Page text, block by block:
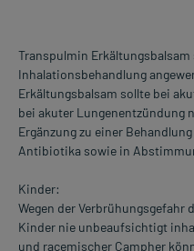
Transpulmin
Inhalationsbehandlung
Erkältungsbalsam sollte bei
bei akuter Lungenentzündung
Ergänzung zu einer
Antibiotika sowie in
Kinder:
Wegen der Verbrühungsgefahr
Kinder nie unbeaufsichtigt
und racemischer Campher